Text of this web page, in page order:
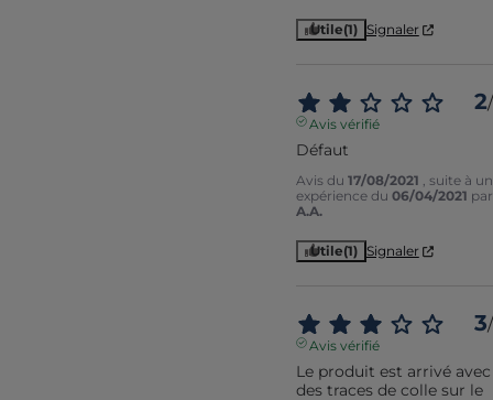
Utile(1) Signaler
2/
Avis vérifié
Défaut
Avis du 17/08/2021 , suite à
expérience du 06/04/2021 par
A.A.
Utile(1) Signaler
3/
Avis vérifié
Le produit est arrivé avec
des traces de colle sur le